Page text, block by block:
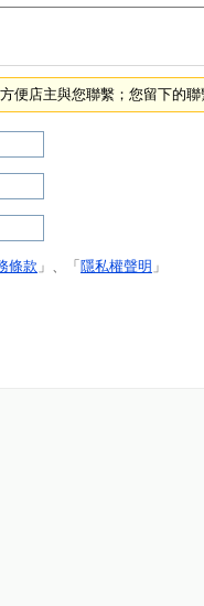
便店主與您聯繫；您留下的
條款 」、「 隱私權聲明 」